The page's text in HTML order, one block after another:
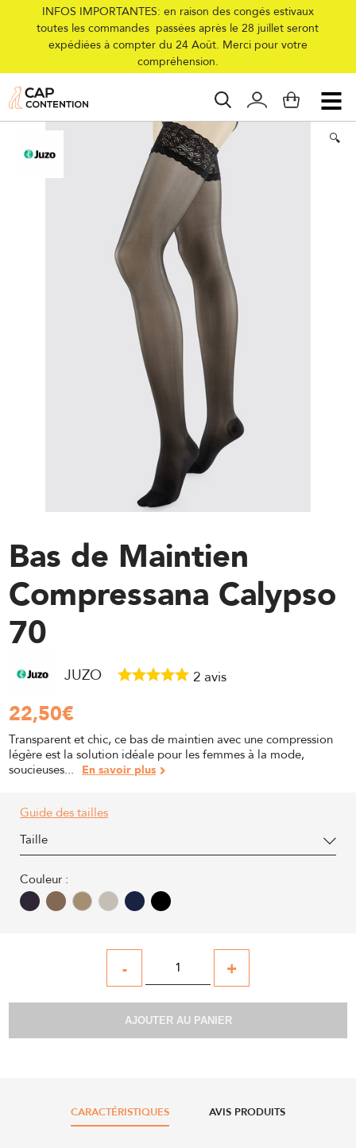
INFOS IMPORTANTES: en raison des congés estivaux
toutes les commandes passées après le 28 juillet seront
expédiées à compter du 24 Août. Merci pour votre
compréhension.
Femme / Maintien et Bien-être
Maintien Compressana Calypso 70
🔍
Bas de Maintien
Compressana Calypso
70
JUZO 2avis
22,50€
Transparent et chic, ce bas de maintien avec une compression
légère est la solution idéale pour les femmes à la mode,
soucieuses... En savoir plus
Guide des tailles
Taille
Couleur :
- +
AJOUTER AU PANIER
CARACTÉRISTIQUES AVIS PRODUITS